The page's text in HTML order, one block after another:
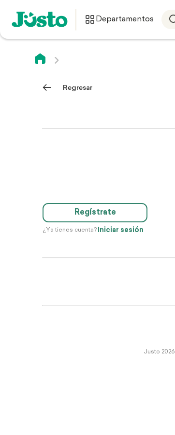
Departamentos
Regresar
Regístrate
¿Ya tienes cuenta? Iniciar sesión
Justo 2026